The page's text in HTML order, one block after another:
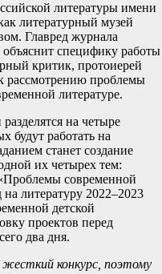
литературы имени
литературный музей
Главред журнала
специфику работы
критик, протоиерей
рассмотрению проблемы
литературе.
на четыре
будут работать на
станет создание
их четырех тем:
современной
литературу 2022–2023
детской
проектов перед
два дня.
конкурс, поэтому